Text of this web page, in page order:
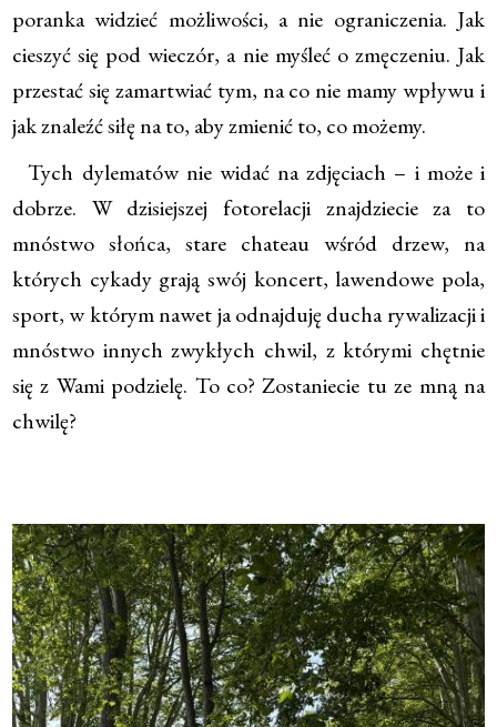
poranka widzieć możliwości, a nie ograniczenia. Jak
cieszyć się pod wieczór, a nie myśleć o zmęczeniu. Jak
przestać się zamartwiać tym, na co nie mamy wpływu i
jak znaleźć siłę na to, aby zmienić to, co możemy.
Tych dylematów nie widać na zdjęciach – i może i
dobrze. W dzisiejszej fotorelacji znajdziecie za to
mnóstwo słońca, stare chateau wśród drzew, na
których cykady grają swój koncert, lawendowe pola,
sport, w którym nawet ja odnajduję ducha rywalizacji i
mnóstwo innych zwykłych chwil, z którymi chętnie
się z Wami podzielę. To co? Zostaniecie tu ze mną na
chwilę?